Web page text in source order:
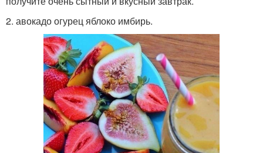
2. авокадо огурец яблоко имбирь.